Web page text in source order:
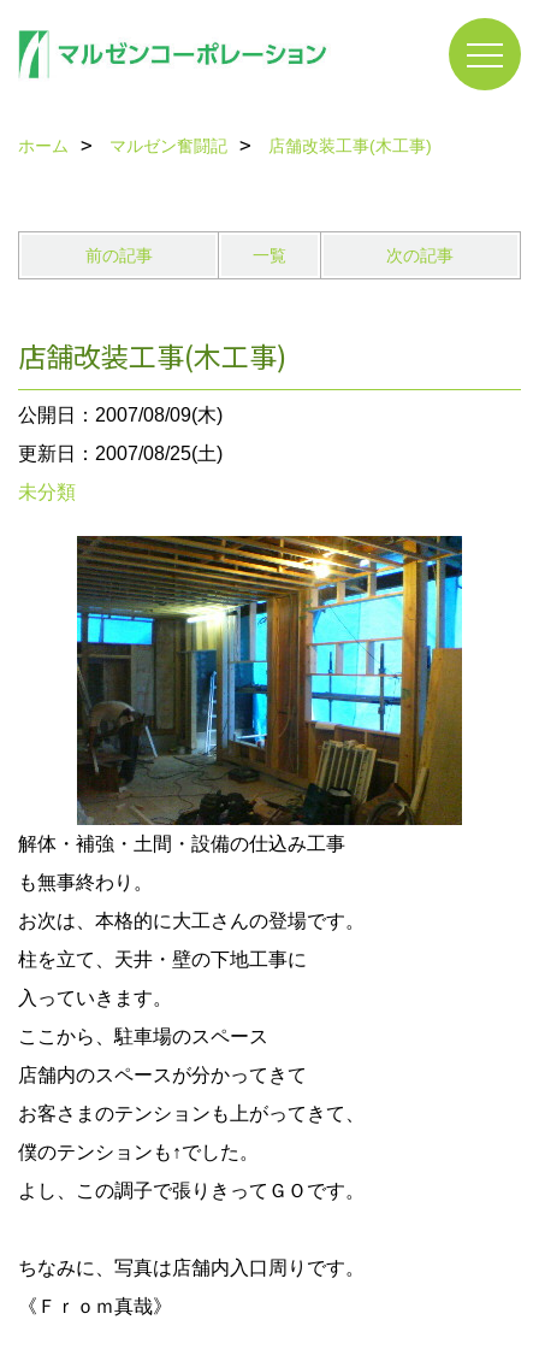
ホーム マルゼン奮闘記 店舗改装工事(木工事)
前の記事 一覧 次の記事
店舗改装工事(木工事)
公開日：2007/08/09(木)
更新日：2007/08/25(土)
未分類
解体・補強・土間・設備の仕込み工事
も無事終わり。
お次は、本格的に大工さんの登場です。
柱を立て、天井・壁の下地工事に
入っていきます。
ここから、駐車場のスペース
店舗内のスペースが分かってきて
お客さまのテンションも上がってきて、
僕のテンションも↑でした。
よし、この調子で張りきってＧＯです。
ちなみに、写真は店舗内入口周りです。
《Ｆｒｏｍ真哉》